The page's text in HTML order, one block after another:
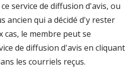
service de diffusion d'avis, ou
ancien qui a décidé d'y rester
cas, le membre peut se
de diffusion d'avis en cliquant
les courriels reçus.